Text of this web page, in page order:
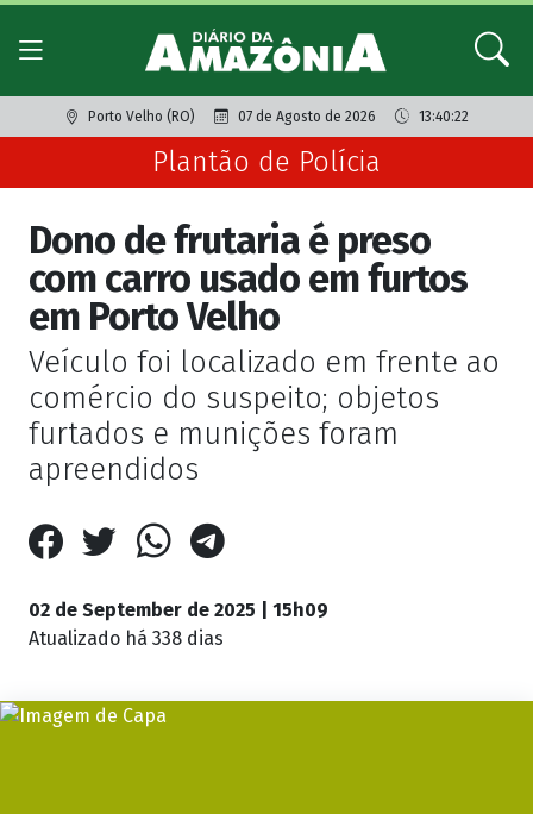
Porto Velho (RO) 07 de Agosto de 2026 13:40:22
Plantão de Polícia
Dono de frutaria é preso
com carro usado em furtos
em Porto Velho
Veículo foi localizado em frente ao
comércio do suspeito; objetos
furtados e munições foram
apreendidos
02 de September de 2025 | 15h09
Atualizado há 338 dias